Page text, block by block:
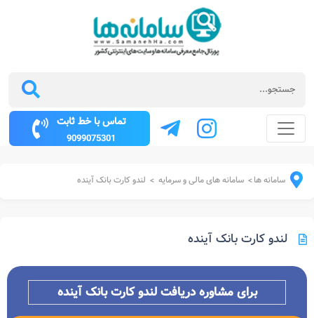
تماس با خط ثابت
9099075301
سامانه ها> سامانه های مالی و سرمایه > لندو کارت بانک آینده
لندو کارت بانک آینده
برای مشاوره دریافت لندو کارت بانک آینده